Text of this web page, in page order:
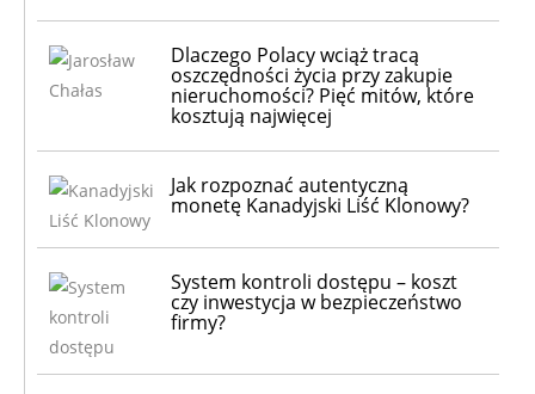
Dlaczego Polacy wciąż tracą
oszczędności życia przy zakupie
nieruchomości? Pięć mitów, które
kosztują najwięcej
Jak rozpoznać autentyczną
monetę Kanadyjski Liść Klonowy?
System kontroli dostępu – koszt
czy inwestycja w bezpieczeństwo
firmy?